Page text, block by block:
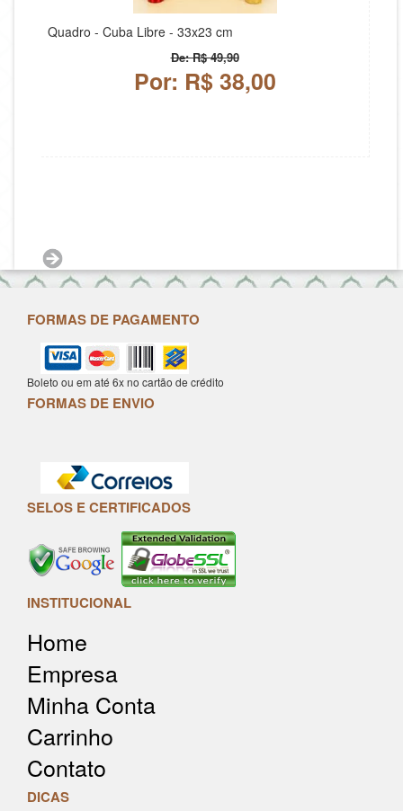
Quadro - Cuba Libre - 33x23 cm
De: R$ 49,90
Por: R$ 38,00
FORMAS DE PAGAMENTO
Boleto ou em até 6x no cartão de crédito
FORMAS DE ENVIO
SELOS E CERTIFICADOS
INSTITUCIONAL
Home
Empresa
Minha Conta
Carrinho
Contato
DICAS